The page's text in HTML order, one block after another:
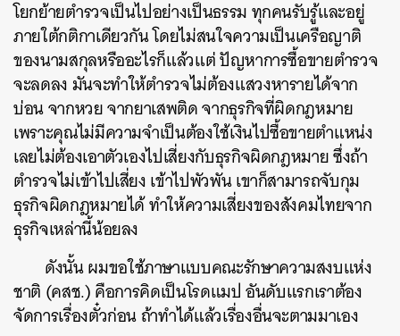
โยกย้ายตำรวจเป็นไปอย่างเป็นธรรม ทุกคนรับรู้และอยู่
ภายใต้กติกาเดียวกัน โดยไม่สนใจความเป็นเครือญาติ
ของนามสกุลหรืออะไรก็แล้วแต่ ปัญหาการซื้อขายตำรวจ
จะลดลง มันจะทำให้ตำรวจไม่ต้องแสวงหารายได้จาก
บ่อน จากหวย จากยาเสพติด จากธุรกิจที่ผิดกฎหมาย
เพราะคุณไม่มีความจำเป็นต้องใช้เงินไปซื้อขายตำแหน่ง
เลยไม่ต้องเอาตัวเองไปเสี่ยงกับธุรกิจผิดกฎหมาย ซึ่งถ้า
ตำรวจไม่เข้าไปเสี่ยง เข้าไปพัวพัน เขาก็สามารถจับกุม
ธุรกิจผิดกฎหมายได้ ทำให้ความเสี่ยงของสังคมไทยจาก
ธุรกิจเหล่านี้น้อยลง
ดังนั้น ผมขอใช้ภาษาแบบคณะรักษาความสงบแห่ง
ชาติ (คสช.) คือการคิดเป็นโรดแมป อันดับแรกเราต้อง
จัดการเรื่องตั๋วก่อน ถ้าทำได้แล้วเรื่องอื่นจะตามมาเอง